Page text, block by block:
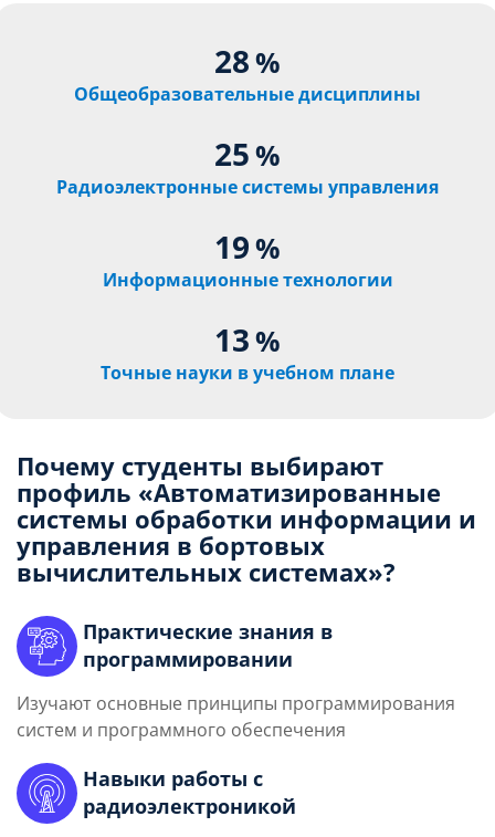
28%
Общеобразовательные дисциплины
25%
Радиоэлектронные системы управления
19%
Информационные технологии
13%
Точные науки в учебном плане
Почему студенты выбирают
профиль «Автоматизированные
системы обработки информации и
управления в бортовых
вычислительных системах»?
Практические знания в
программировании
Изучают основные принципы программирования
систем и программного обеспечения
Навыки работы с
радиоэлектроникой